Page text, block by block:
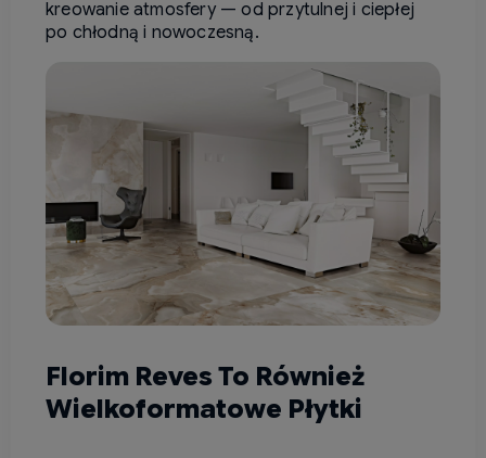
kreowanie atmosfery — od przytulnej i ciepłej
po chłodną i nowoczesną.
Florim Reves To Również
Wielkoformatowe Płytki